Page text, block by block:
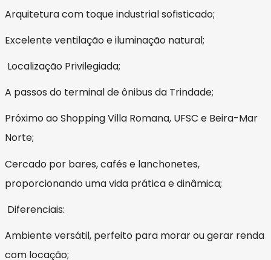
Arquitetura com toque industrial sofisticado;
Excelente ventilação e iluminação natural;
Localização Privilegiada;
A passos do terminal de ônibus da Trindade;
Próximo ao Shopping Villa Romana, UFSC e Beira-Mar
Norte;
Cercado por bares, cafés e lanchonetes,
proporcionando uma vida prática e dinâmica;
Diferenciais:
Ambiente versátil, perfeito para morar ou gerar renda
com locação;